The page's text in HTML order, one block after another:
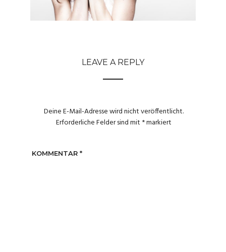
LEAVE A REPLY
Deine E-Mail-Adresse wird nicht veröffentlicht.
Erforderliche Felder sind mit *markiert
KOMMENTAR *